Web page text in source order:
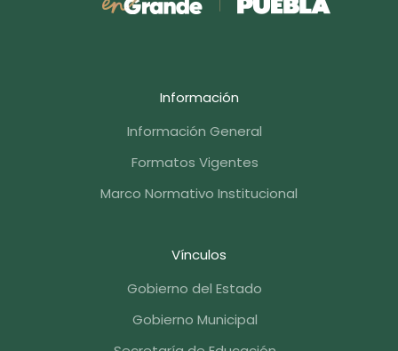
Información
Información General
Formatos Vigentes
Marco Normativo Institucional
Vínculos
Gobierno del Estado
Gobierno Municipal